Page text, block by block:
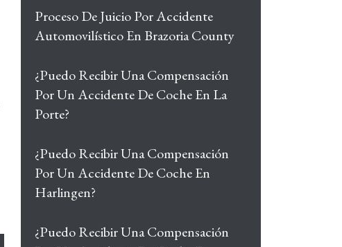
Proceso De Juicio Por Accidente
Automovilístico En Brazoria County
¿Puedo Recibir Una Compensación
Por Un Accidente De Coche En La
Porte?
¿Puedo Recibir Una Compensación
Por Un Accidente De Coche En
Harlingen?
¿Puedo Recibir Una Compensación